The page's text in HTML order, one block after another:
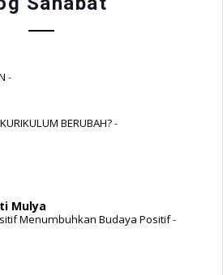
-
BERUBAH?-
Mulya
Menumbuhkan Budaya Positif-